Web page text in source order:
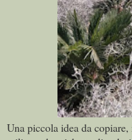
Una piccola idea da